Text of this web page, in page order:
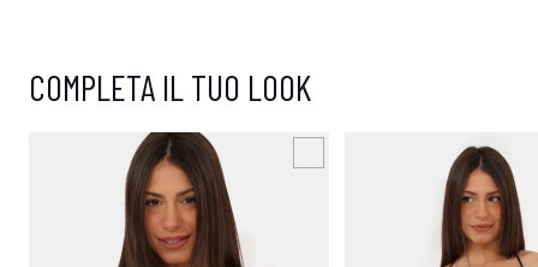
COMPLETA IL TUO LOOK